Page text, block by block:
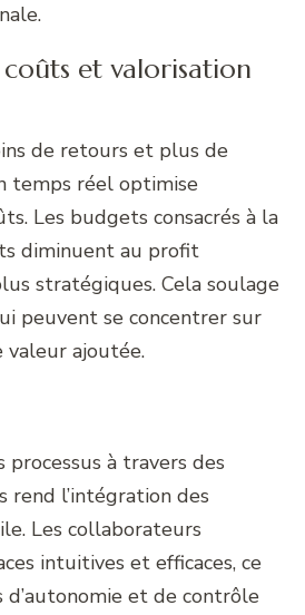
et valorisation
de retours et plus de
temps réel optimise
Les budgets consacrés à la
diminuent au profit
stratégiques. Cela soulage
peuvent se concentrer sur
valeur ajoutée.
à travers des
rend l’intégration des
Les collaborateurs
intuitives et efficaces, ce
et de contrôle